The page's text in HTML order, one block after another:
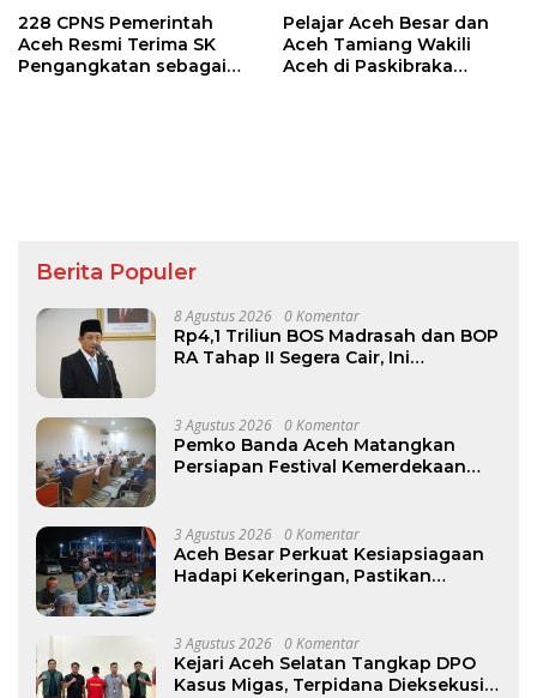
228 CPNS Pemerintah
Aceh Resmi Terima SK
Pengangkatan sebagai
Pelajar Aceh Besar dan
Aceh Tamiang Wakili
Aceh di Paskibraka
Berita Populer
8 Agustus 2026 0 Komentar
Rp4,1 Triliun BOS Madrasah dan BOP
RA Tahap II Segera Cair, Ini
3 Agustus 2026 0 Komentar
Pemko Banda Aceh Matangkan
Persiapan Festival Kemerdekaan
3 Agustus 2026 0 Komentar
Aceh Besar Perkuat Kesiapsiagaan
Hadapi Kekeringan, Pastikan
3 Agustus 2026 0 Komentar
Kejari Aceh Selatan Tangkap DPO
Kasus Migas, Terpidana Dieksekusi